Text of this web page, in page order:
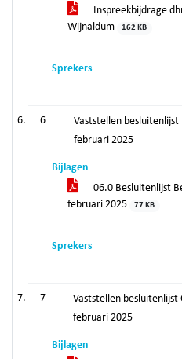
Inspreekbijdrage
Wijnaldum
162 KB
Sprekers
6
Vaststellen
februari 2025
Bijlagen
06.0 Besluitenlijst
februari 2025
77 KB
Sprekers
7
Vaststellen besluitenlijst
februari 2025
Bijlagen